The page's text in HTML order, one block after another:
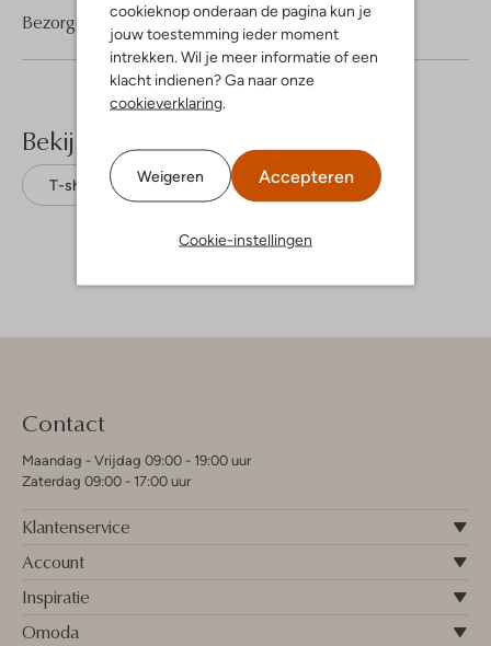
cookieknop onderaan de pagina kun je
jouw toestemming ieder moment
intrekken. Wil je meer informatie of een
klacht indienen? Ga naar onze
cookieverklaring.
Weigeren Accepteren
Cookie-instellingen
Bezorgen & retourneren
Bekijk meer
T-shirts Drykorn Katoen
Contact
Maandag - Vrijdag 09:00 - 19:00 uur
Zaterdag 09:00 - 17:00 uur
Klantenservice
Account
Inspiratie
Omoda